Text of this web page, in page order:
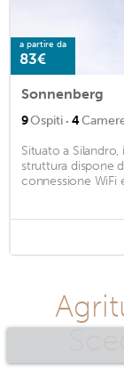
a partire da
83€
Sonnenberg
9Ospiti · 4
Situato a
struttura dispone
connessione WiFi